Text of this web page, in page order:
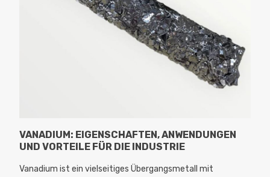
VANADIUM: EIGENSCHAFTEN, ANWENDUNGEN
UND VORTEILE FÜR DIE INDUSTRIE
Vanadium ist ein vielseitiges Übergangsmetall mit